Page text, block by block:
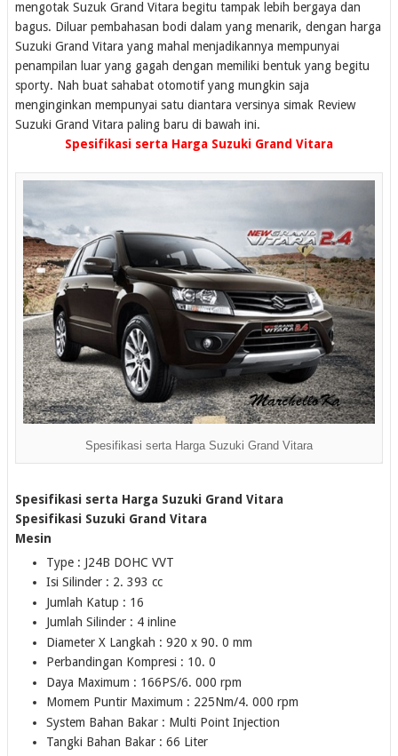
mengotak Suzuk Grand Vitara begitu tampak lebih bergaya dan
bagus. Diluar pembahasan bodi dalam yang menarik, dengan harga
Suzuki Grand Vitara yang mahal menjadikannya mempunyai
penampilan luar yang gagah dengan memiliki bentuk yang begitu
sporty. Nah buat sahabat otomotif yang mungkin saja
menginginkan mempunyai satu diantara versinya simak Review
Suzuki Grand Vitara paling baru di bawah ini.
Spesifikasi serta Harga Suzuki Grand Vitara
Spesifikasi serta Harga Suzuki Grand Vitara
Spesifikasi serta Harga Suzuki Grand Vitara
Spesifikasi Suzuki Grand Vitara
Mesin
Type : J24B DOHC VVT
Isi Silinder : 2. 393 cc
Jumlah Katup : 16
Jumlah Silinder : 4 inline
Diameter X Langkah : 920 x 90. 0 mm
Perbandingan Kompresi : 10. 0
Daya Maximum : 166PS/6. 000 rpm
Momem Puntir Maximum : 225Nm/4. 000 rpm
System Bahan Bakar : Multi Point Injection
Tangki Bahan Bakar : 66 Liter